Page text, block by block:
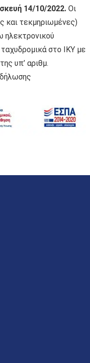
14/10/2022. Οι
και τεκμηριωμένες)
ηλεκτρονικού
στο ΙΚΥ με
υπ’ αριθμ.